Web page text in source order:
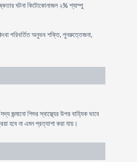
ঘটনা কিটোকোনাজল ২% শ্যাম্পু
পরিবর্তিত অনুভব শক্তি, পুনরুত্তেজনা,
জন্মানো শিশুর স্বাস্থ্যের উপর বাহ্যিক ভাবে
হবে না এমন প্রত্যাশা করা যায়।